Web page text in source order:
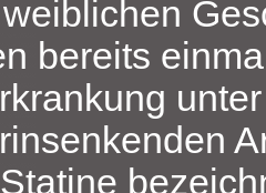
bereits